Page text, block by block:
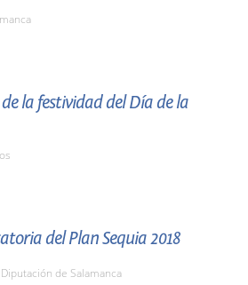
la festividad del Día de la
del Plan Sequia 2018
de Salamanca